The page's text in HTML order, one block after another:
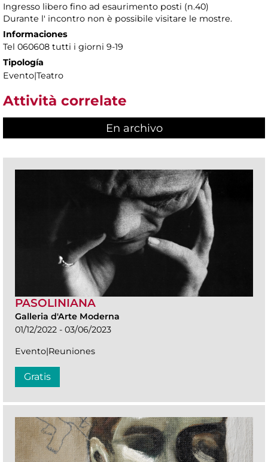
Ingresso libero fino ad esaurimento posti (n.40)
Durante l' incontro non è possibile visitare le mostre.
Informaciones
Tel 060608 tutti i giorni 9-19
Tipología
Evento|Teatro
Attività correlate
En archivo
PASOLINIANA
Galleria d'Arte Moderna
01/12/2022 - 03/06/2023
Evento|Reuniones
Gratis